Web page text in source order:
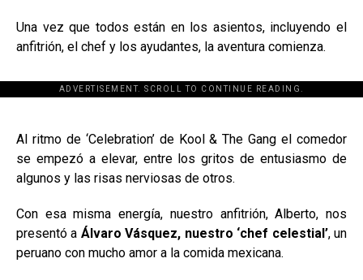
Una vez que todos están en los asientos, incluyendo el
anfitrión, el chef y los ayudantes, la aventura comienza.
ADVERTISEMENT. SCROLL TO CONTINUE READING.
[adsforwp id="243463"]
Al ritmo de ‘Celebration’ de Kool & The Gang el comedor
se empezó a elevar, entre los gritos de entusiasmo de
algunos y las risas nerviosas de otros.
Con esa misma energía, nuestro anfitrión, Alberto, nos
presentó a Álvaro Vásquez, nuestro ‘chef celestial’, un
peruano con mucho amor a la comida mexicana.